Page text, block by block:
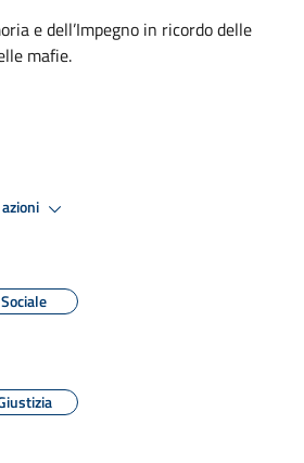
e dell’Impegno in ricordo delle
mafie.
Sociale